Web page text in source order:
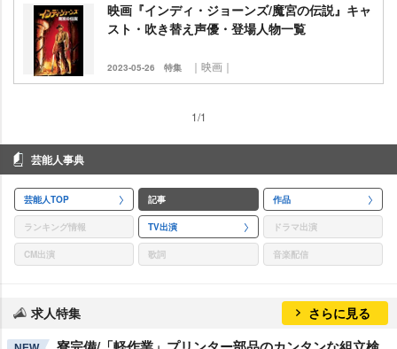
映画『インディ・ジョーンズ/魔宮の伝説』キャ
スト・吹き替え声優・登場人物一覧
2023-05-26 特集 ｜映画｜
1/1
芸能人事典
芸能人TOP 記事 作品
ランキング情報 TV出演 ドラマ出演
CM出演 歌詞 音楽配信
求人特集 さらに見る